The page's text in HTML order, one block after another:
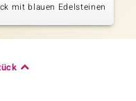
mit blauen Edelsteinen